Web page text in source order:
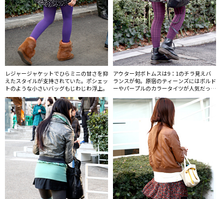
レジャージャケットでひらミニの甘さを抑
えたスタイルが支持されていた。ポシェッ
トのような小さいバッグもじわじわ浮上。
アウター対ボトムスは9：1のチラ見えバ
ランスが旬。原宿のティーンズにはボルド
ーやパープルのカラータイツが人気だっ